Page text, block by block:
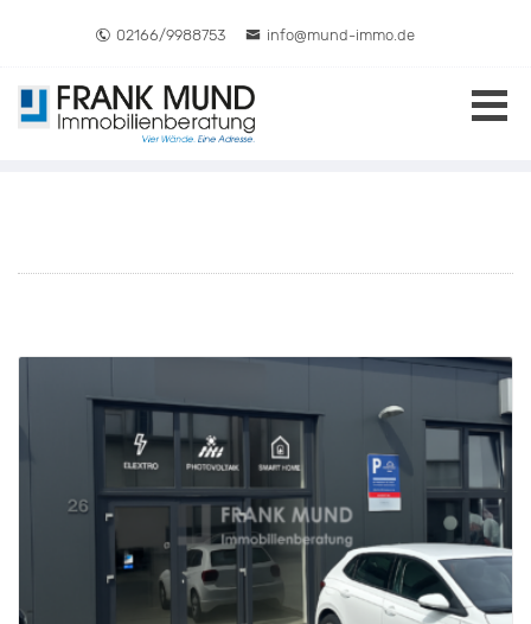
02166/9988753
info@mund-immo.de